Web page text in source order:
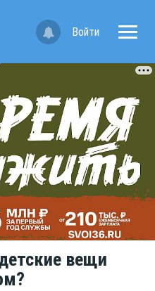
Войти
вещи